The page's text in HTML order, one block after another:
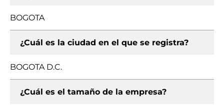
BOGOTA
¿Cuál es la ciudad en el que se registra?
BOGOTA D.C.
¿Cuál es el tamaño de la empresa?